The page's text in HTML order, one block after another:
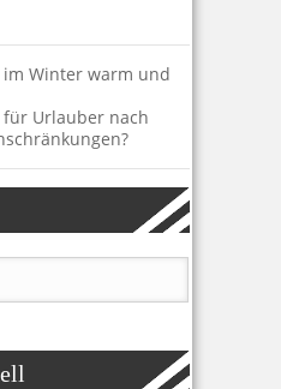
im Winter warm und
für Urlauber nach